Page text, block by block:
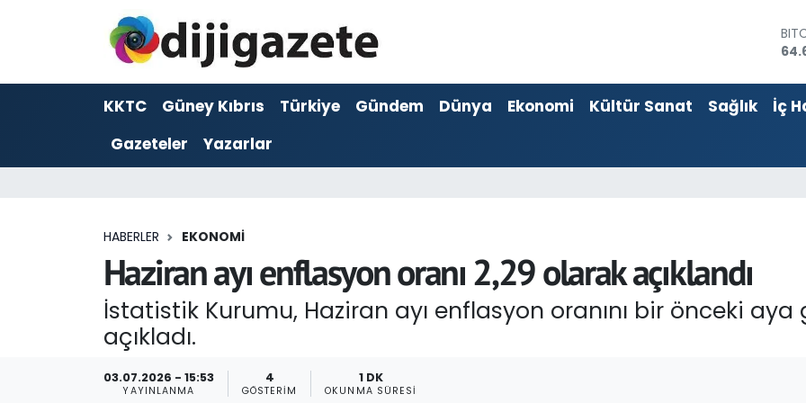
KKTC Güney Kıbrıs Türkiye Gündem Dünya Ekonomi Kültür Sanat Sağlık İç
Gazeteler
Yazarlar
HABERLER EKONOMI
Haziran ayı enflasyon oranı 2,29 olarak açıklandı
İstatistik Kurumu, Haziran ayı enflasyon oranını bir önceki aya
açıkladı.
03.07.2026 - 15:53
YAYINLANMA
4
GÖSTERIM
1 DK
OKUNMA SÜRESI
ADVERTORIAL
Dijigazete
Foto Galeri
Hava Durumu
Trafik Durumu
Haber Arşivi